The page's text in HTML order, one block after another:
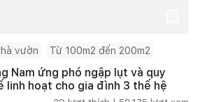
vườn Từ 100m2 đến 200m2
Nam ứng phó ngập lụt và quy
linh hoạt cho gia đình 3 thế hệ